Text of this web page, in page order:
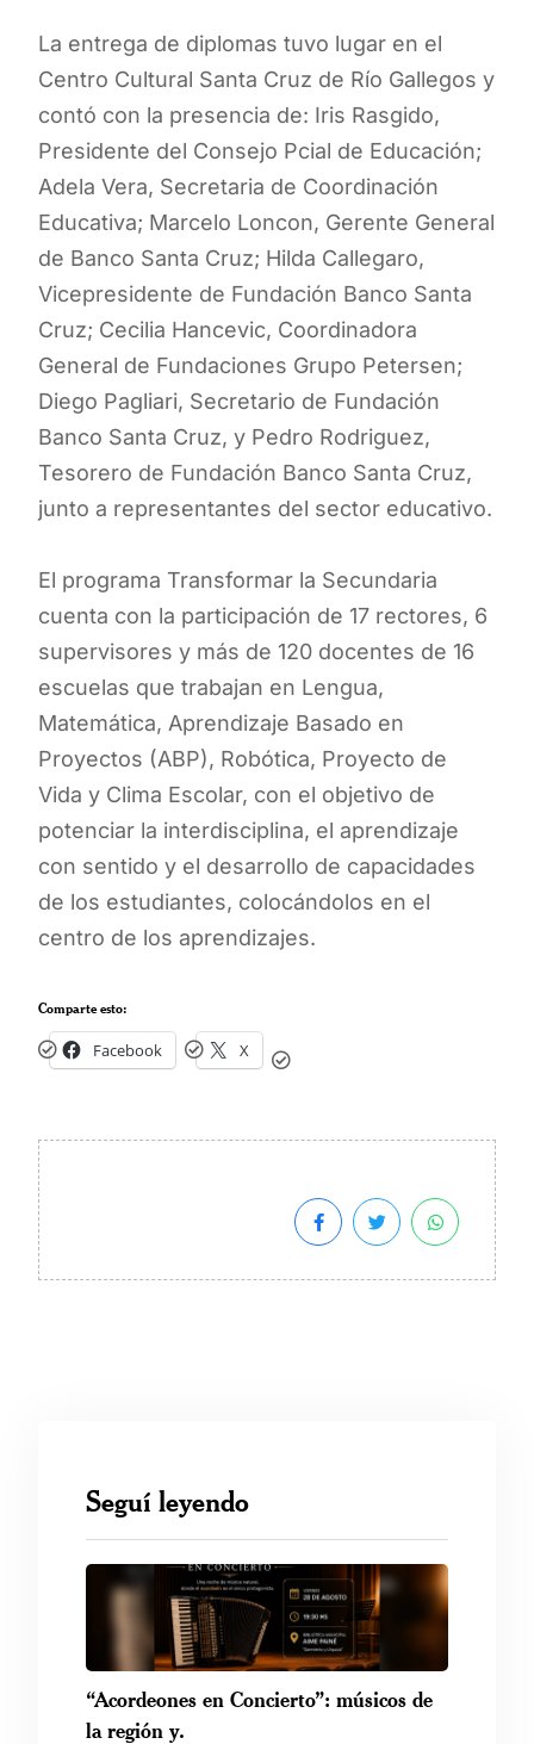
La entrega de diplomas tuvo lugar en el
Centro Cultural Santa Cruz de Río Gallegos y
contó con la presencia de: Iris Rasgido,
Presidente del Consejo Pcial de Educación;
Adela Vera, Secretaria de Coordinación
Educativa; Marcelo Loncon, Gerente General
de Banco Santa Cruz; Hilda Callegaro,
Vicepresidente de Fundación Banco Santa
Cruz; Cecilia Hancevic, Coordinadora
General de Fundaciones Grupo Petersen;
Diego Pagliari, Secretario de Fundación
Banco Santa Cruz, y Pedro Rodriguez,
Tesorero de Fundación Banco Santa Cruz,
junto a representantes del sector educativo.
El programa Transformar la Secundaria
cuenta con la participación de 17 rectores, 6
supervisores y más de 120 docentes de 16
escuelas que trabajan en Lengua,
Matemática, Aprendizaje Basado en
Proyectos (ABP), Robótica, Proyecto de
Vida y Clima Escolar, con el objetivo de
potenciar la interdisciplina, el aprendizaje
con sentido y el desarrollo de capacidades
de los estudiantes, colocándolos en el
centro de los aprendizajes.
Comparte esto:
Facebook X
Seguí leyendo
“Acordeones en Concierto”: músicos de
la región y.